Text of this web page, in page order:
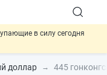
в силу сегодня
НПО и долгосрочных
доллар 445